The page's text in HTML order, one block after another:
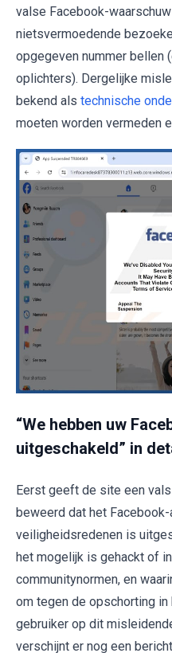
valse Facebook-
nietsvermoedende
opgegeven nummer bellen
oplichters). Dergelijke
bekend als technische
moeten worden vermeden
“We hebben uw
uitgeschakeld” in
Eerst geeft de site een
beweerd dat het
veiligheidsredenen is
het mogelijk is gehackt of
communitynormen, en
om tegen de opschorting in
gebruiker op dit
verschijnt er nog een